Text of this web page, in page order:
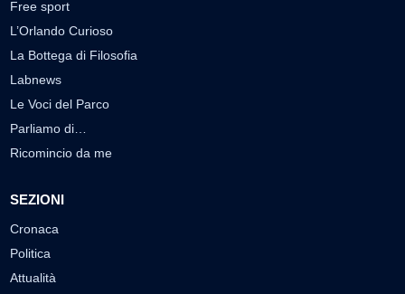
Free sport
L’Orlando Curioso
La Bottega di Filosofia
Labnews
Le Voci del Parco
Parliamo di…
Ricomincio da me
SEZIONI
Cronaca
Politica
Attualità